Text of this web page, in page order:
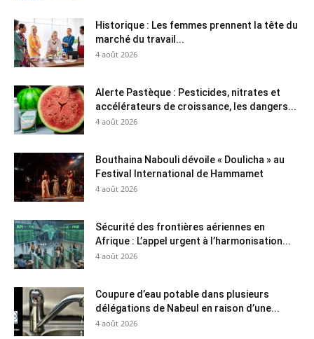
Historique : Les femmes prennent la tête du
marché du travail...
4 août 2026
Alerte Pastèque : Pesticides, nitrates et
accélérateurs de croissance, les dangers...
4 août 2026
Bouthaina Nabouli dévoile « Doulicha » au
Festival International de Hammamet
4 août 2026
Sécurité des frontières aériennes en
Afrique : L’appel urgent à l’harmonisation...
4 août 2026
Coupure d’eau potable dans plusieurs
délégations de Nabeul en raison d’une...
4 août 2026